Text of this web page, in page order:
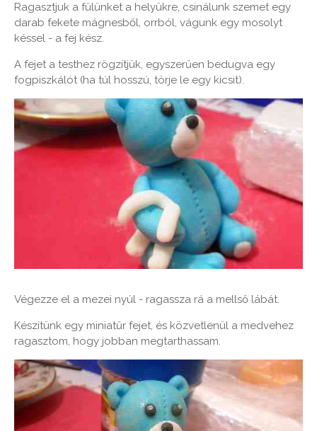
Ragasztjuk a fülünket a helyükre, csinálunk szemet egy
darab fekete mágnesből, orrból, vágunk egy mosolyt
késsel - a fej kész.
A fejet a testhez rögzítjük, egyszerűen bedugva egy
fogpiszkálót (ha túl hosszú, törje le egy kicsit).
Végezze el a mezei nyúl - ragassza rá a mellső lábát.
Készítünk egy miniatűr fejet, és közvetlenül a medvehez
ragasztom, hogy jobban megtarthassam.